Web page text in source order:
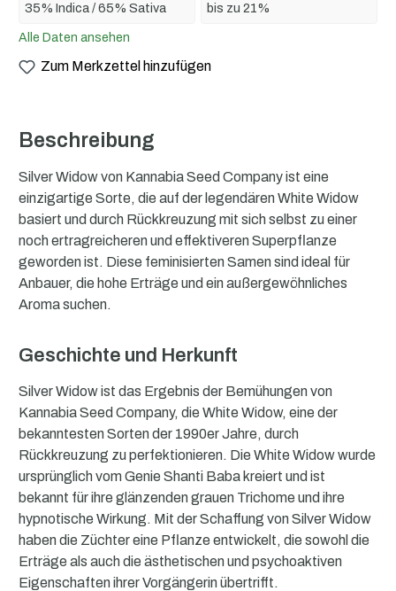
35% Indica / 65% Sativa
bis zu 21%
Alle Daten ansehen
Zum Merkzettel hinzufügen
Beschreibung
Silver Widow von Kannabia Seed Company ist eine
einzigartige Sorte, die auf der legendären White Widow
basiert und durch Rückkreuzung mit sich selbst zu einer
noch ertragreicheren und effektiveren Superpflanze
geworden ist. Diese feminisierten Samen sind ideal für
Anbauer, die hohe Erträge und ein außergewöhnliches
Aroma suchen.
Geschichte und Herkunft
Silver Widow ist das Ergebnis der Bemühungen von
Kannabia Seed Company, die White Widow, eine der
bekanntesten Sorten der 1990er Jahre, durch
Rückkreuzung zu perfektionieren. Die White Widow wurde
ursprünglich vom Genie Shanti Baba kreiert und ist
bekannt für ihre glänzenden grauen Trichome und ihre
hypnotische Wirkung. Mit der Schaffung von Silver Widow
haben die Züchter eine Pflanze entwickelt, die sowohl die
Erträge als auch die ästhetischen und psychoaktiven
Eigenschaften ihrer Vorgängerin übertrifft.